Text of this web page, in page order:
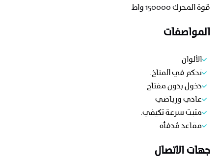
قوة المحرك 150000 واط
المواصفات
الألوان
تحكم في المناخ.
دخول بدون مفتاح
عادي ورياضي
مثبت سرعة تكيفي.
مقاعد مُدفأة
جهات الاتصال